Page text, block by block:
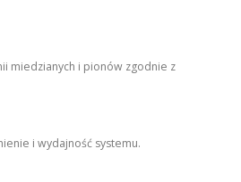
miedzianych i pionów zgodnie z
i wydajność systemu.